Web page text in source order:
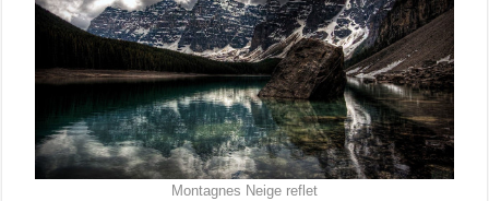
Montagnes Neige reflet